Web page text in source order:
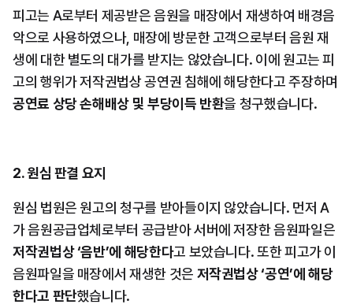
피고는 A로부터 제공받은 음원을 매장에서 재생하여 배경음
악으로 사용하였으나, 매장에 방문한 고객으로부터 음원 재
생에 대한 별도의 대가를 받지는 않았습니다. 이에 원고는 피
공연료 상당 손해배상 및 부당이득 반환을 청구했습니다.
2. 원심 판결 요지
원심 법원은 원고의 청구를 받아들이지 않았습니다. 먼저 A
저작권법상 ‘음반’에 해당한다고 보았습니다. 또한 피고가 이
음원파일을 매장에서 재생한 것은 저작권법상 ‘공연’에 해당
한다고 판단했습니다.